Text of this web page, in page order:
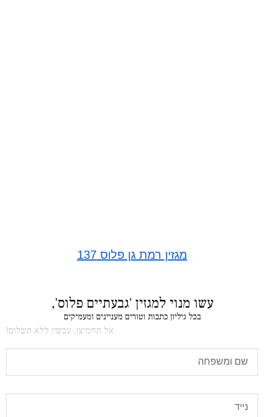
מגזין רמת גן פלוס 137
עשו מנוי למגזין 'גבעתיים פלוס',
בכל גיליון כתבות וטורים מעניינים ומעמיקים
אל תחמיצו, עכשיו ללא תשלום!